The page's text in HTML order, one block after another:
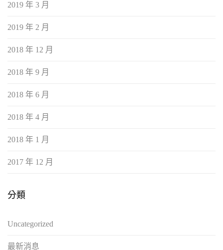
2019 年 3 月
2019 年 2 月
2018 年 12 月
2018 年 9 月
2018 年 6 月
2018 年 4 月
2018 年 1 月
2017 年 12 月
分類
Uncategorized
最新消息